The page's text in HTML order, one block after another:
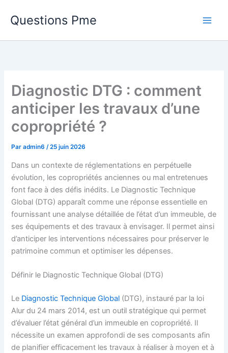
Questions Pme
Diagnostic DTG : comment
anticiper les travaux d’une
copropriété ?
Paradmin6/25 juin 2026
Dans un contexte de réglementations en perpétuelle
évolution, les copropriétés anciennes ou mal entretenues
font face à des défis inédits. Le Diagnostic Technique
Global (DTG) apparaît comme une réponse essentielle en
fournissant une analyse détaillée de l’état d’un immeuble, de
ses équipements et des travaux à envisager. Il permet ainsi
d’anticiper les interventions nécessaires pour préserver le
patrimoine commun et optimiser les dépenses.
Définir le Diagnostic Technique Global (DTG)
Le Diagnostic Technique Global (DTG), instauré par la loi
Alur du 24 mars 2014, est un outil stratégique qui permet
d’évaluer l’état général d’un immeuble en copropriété. Il
nécessite un examen approfondi de ses composants afin
de planifier efficacement les travaux à réaliser à moyen et à